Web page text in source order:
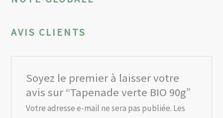
AVIS CLIENTS
Soyez le premier à laisser votre
avis sur “Tapenade verte BIO 90g”
Votre adresse e-mail ne sera pas publiée. Les